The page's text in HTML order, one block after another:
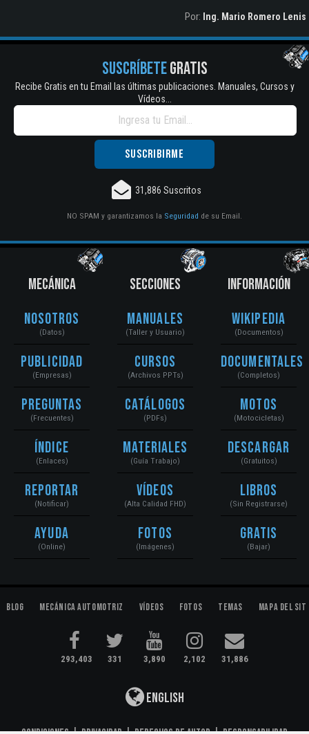
Por: Ing. Mario Romero Lenis
SUSCRÍBETEGRATIS
Recibe Gratis en tu Email las últimas publicaciones. Manuales, Cursos y
Vídeos...
31,886 Suscritos
NO SPAM y garantizamos la Seguridad de su Email.
MECÁNICA
Nosotros
(Datos)
Publicidad
(Empresas)
Preguntas
(Frecuentes)
Índice
(Enlaces)
Reportar
(Notificar)
Ayuda
(Online)
SECCIONES
Manuales
(Taller y Usuario)
Cursos
(Archivos PPTs)
Catálogos
(PDFs)
Materiales
(Guía Trabajo)
Vídeos
(Alta Calidad FHD)
Fotos
(Imágenes)
INFORMACIÓN
Wikipedia
(Documentos)
Documentales
(Completos)
Motos
(Motocicletas)
Descargar
(Gratuitos)
Libros
(Sin Registrarse)
Gratis
(Bajar)
Blog Mecánica Automotriz Vídeos Fotos Temas Mapa del
293,403 331 3,890 2,102 31,886
English